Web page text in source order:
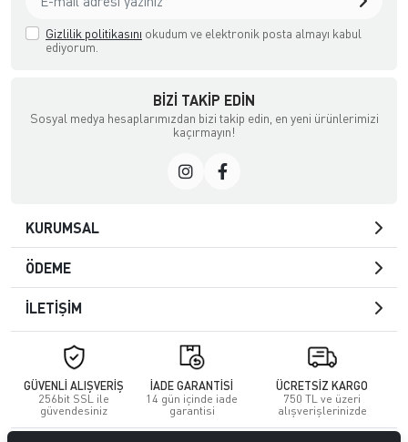
Gizlilik politikasını okudum ve elektronik posta almayı kabul
ediyorum.
BIZI TAKIP EDIN
Sosyal medya hesaplarımızdan bizi takip edin, en yeni ürünlerimizi
kaçırmayın!
KURUMSAL
ÖDEME
İLETİŞİM
GÜVENLİ ALIŞVERİŞ
256bit SSL ile
güvendesiniz
İADE GARANTİSİ
14 gün içinde iade
garantisi
ÜCRETSİZ KARGO
750 TL ve üzeri
alışverişlerinizde